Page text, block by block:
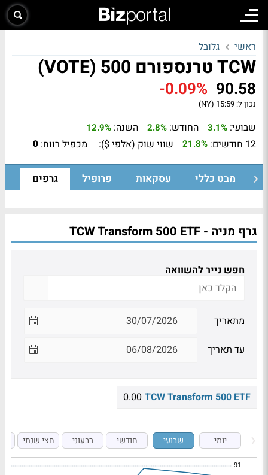
ראשי גלובל
TCW טרנספורם 500 (VOTE)
90.58
-0.09%
נכון ל: 15:59 (NY)
שבועי: 3.1% החודש: 2.8% השנה: 12.9%
12 חודשים: 21.8% שווי שוק (אלפי $): מכפיל רווח: 0
מבט כללי עסקאות פרופיל גרפים
גרף מניה - TCW Transform 500 ETF
חפש נייר להשוואה
מתאריך
עד תאריך
TCW Transform 500 ETF
0.00
יומי שבועי חודשי רבעוני חצי שנתי